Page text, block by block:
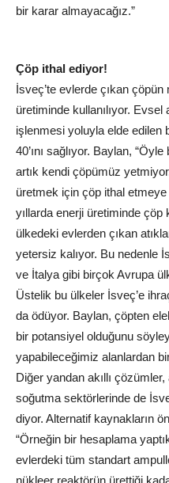
bir karar almayacağız.”
Çöp ithal ediyor!
İsveç’te evlerde çıkan
üretiminde kullanılıyor. Evsel
işlenmesi yoluyla elde edilen
40’ını sağlıyor. Baylan,
artık kendi çöpümüz
üretmek için çöp ithal etmeye
yıllarda enerji üretiminde çöp
ülkedeki evlerden çıkan
yetersiz kalıyor. Bu nedenle
ve İtalya gibi birçok Avrupa
Üstelik bu ülkeler İsveç’e
da ödüyor. Baylan, çöpten
bir potansiyel olduğunu
yapabileceğimiz alanlardan
Diğer yandan akıllı çözümler,
soğutma sektörlerinde de
diyor. Alternatif kaynakların
“Örneğin bir hesaplama
evlerdeki tüm standart
nükleer reaktörün ürettiği